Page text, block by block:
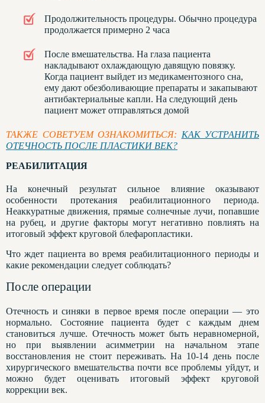
Продолжительность процедуры. Обычно процедура
продолжается примерно 2 часа
После вмешательства. На глаза пациента
накладывают охлаждающую давящую повязку.
Когда пациент выйдет из медикаментозного сна,
ему дают обезболивающие препараты и закапывают
антибактериальные капли. На следующий день
пациент может отправляться домой
ТАКЖЕ СОВЕТУЕМ ОЗНАКОМИТЬСЯ: КАК УСТРАНИТЬ
ОТЕЧНОСТЬ ПОСЛЕ ПЛАСТИКИ ВЕК?
РЕАБИЛИТАЦИЯ
На конечный результат сильное влияние оказывают
особенности протекания реабилитационного периода.
Неаккуратные движения, прямые солнечные лучи, попавшие
на рубец, и другие факторы могут негативно повлиять на
итоговый эффект круговой блефаропластики.
Что ждет пациента во время реабилитационного периоды и
какие рекомендации следует соблюдать?
После операции
Отечность и синяки в первое время после операции — это
нормально. Состояние пациента будет с каждым днем
становиться лучше. Отечность может быть неравномерной,
но при выявлении асимметрии на начальном этапе
восстановления не стоит переживать. На 10-14 день после
хирургического вмешательства почти все проблемы уйдут, и
можно будет оценивать итоговый эффект круговой
коррекции век.